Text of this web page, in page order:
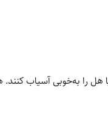
هل را به‌خوبی آسیاب